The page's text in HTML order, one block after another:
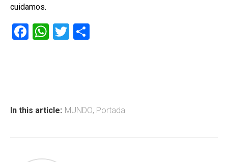
cuidamos.
F
ok
W
p
T
tir
In this article: MUNDO, Portada